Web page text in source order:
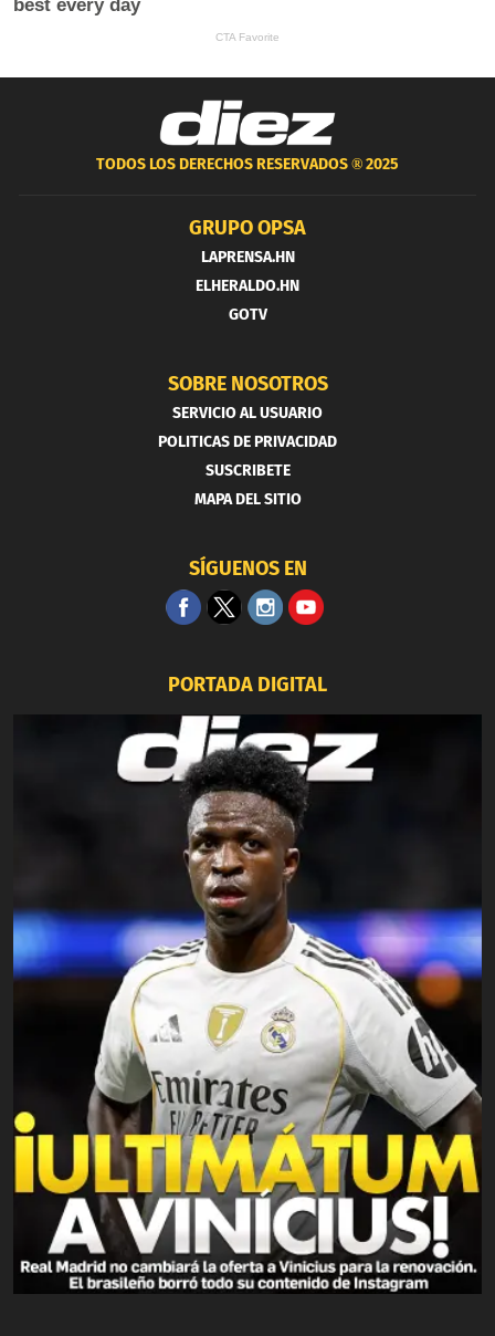
TODOS LOS DERECHOS RESERVADOS ®2025
GRUPO OPSA
LAPRENSA.HN
ELHERALDO.HN
GOTV
SOBRE NOSOTROS
SERVICIO AL USUARIO
POLITICAS DE PRIVACIDAD
SUSCRIBETE
MAPA DEL SITIO
SÍGUENOS EN
PORTADA DIGITAL